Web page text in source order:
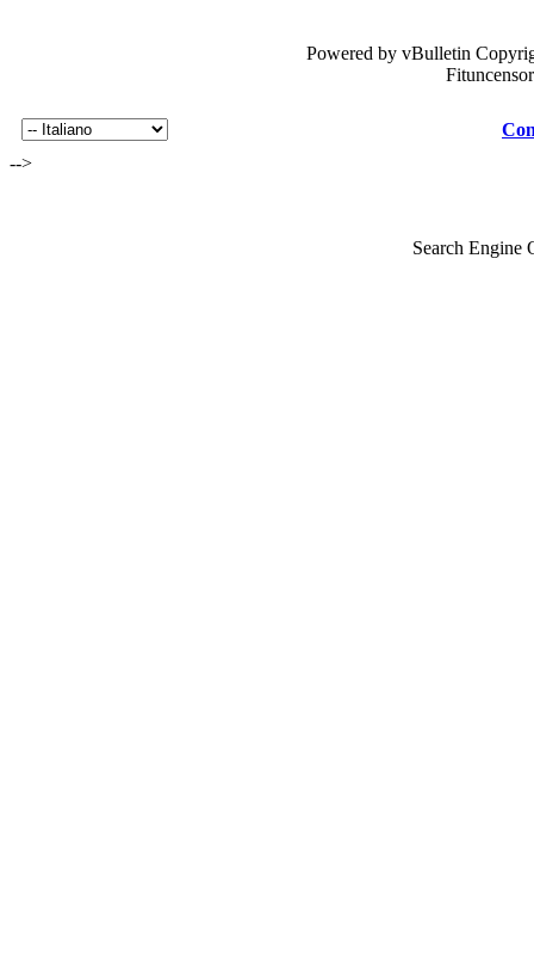
Powered by vBulletin
-->
Search Engine